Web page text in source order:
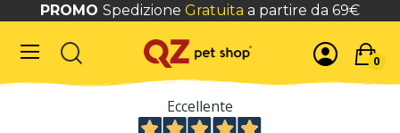
PROMO Spedizione Gratuita a partire da 69€
0
Eccellente